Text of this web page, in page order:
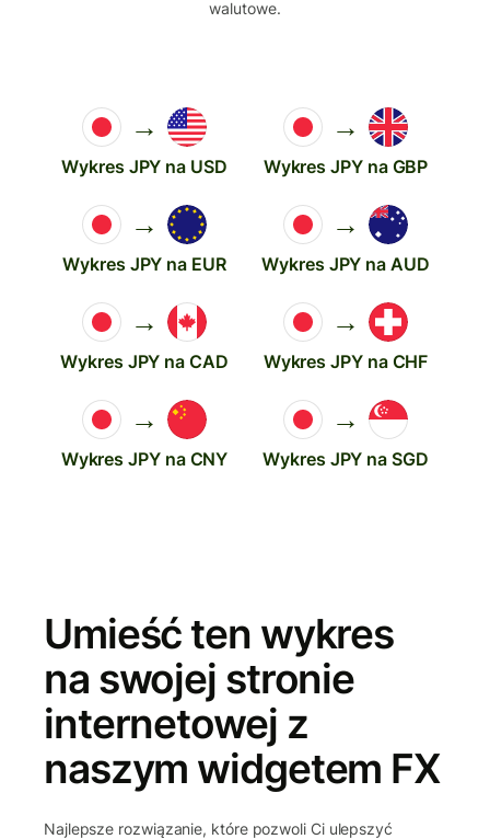
walutowe.
→
Wykres JPY na USD
→
Wykres JPY na GBP
→
Wykres JPY na EUR
→
Wykres JPY na AUD
→
Wykres JPY na CAD
→
Wykres JPY na CHF
→
Wykres JPY na CNY
→
Wykres JPY na SGD
Umieść ten wykres
na swojej stronie
internetowej z
naszym widgetem FX
Najlepsze rozwiązanie, które pozwoli Ci ulepszyć